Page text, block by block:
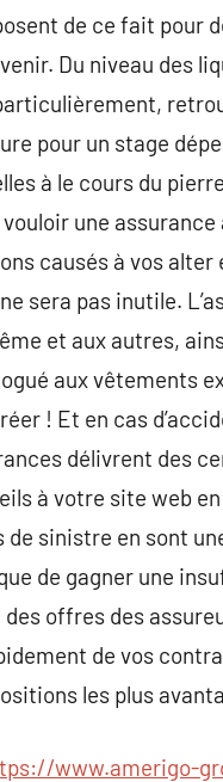
de ce fait pour
Du niveau des
pour un stage
à le cours du
une
causés à vos
sera pas inutile.
et aux autres,
aux vêtements
! Et en cas
délivrent des
à votre site web
de sinistre en sont
de gagner une
offres des
de vos
les plus
www.amerigo-